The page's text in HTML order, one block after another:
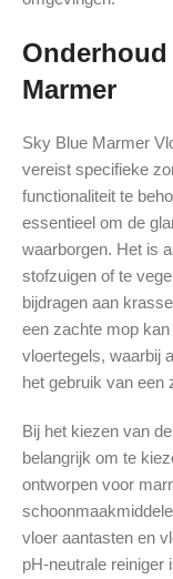
Marmer
Sky Blue Marmer
vereist specifieke
functionaliteit te
essentieel om de
waarborgen. Het is
stofzuigen of te
bijdragen aan
een zachte mop
vloertegels, waarbij
het gebruik van een
Bij het kiezen van
belangrijk om te
ontworpen voor
vloer aantasten en
pH-neutrale reiniger